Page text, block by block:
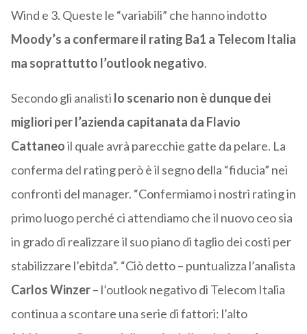
Wind e 3. Queste le “variabili” che hanno indotto
Moody’s a confermare il rating Ba1 a Telecom Italia
ma soprattutto l’outlook negativo.
Secondo gli analisti lo scenario non è dunque dei
migliori per l’azienda capitanata da Flavio
Cattaneoil quale avrà parecchie gatte da pelare. La
conferma del rating però è il segno della “fiducia” nei
confronti del manager. “Confermiamo i nostri rating in
primo luogo perché ci attendiamo che il nuovo ceo sia
in grado di realizzare il suo piano di taglio dei costi per
stabilizzare l’ebitda”. “Ciò detto – puntualizza l’analista
Carlos Winzer– l’outlook negativo di Telecom Italia
continua a scontare una serie di fattori: l’alto